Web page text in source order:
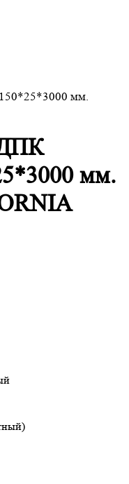
мм.
ДПК
мм.